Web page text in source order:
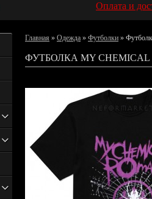
Оплата и
Главная » Одежда » Футболки »
ФУТБОЛКА MY CHEMICAL